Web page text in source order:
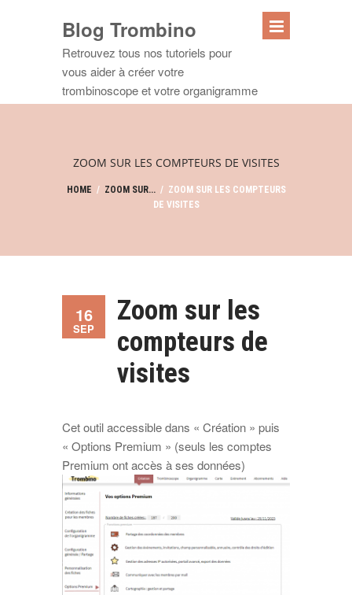
Blog Trombino
Retrouvez tous nos tutoriels pour
vous aider à créer votre
trombinoscope et votre organigramme
ZOOM SUR LES COMPTEURS DE VISITES
HOME / ZOOM SUR... / ZOOM SUR LES COMPTEURS
DE VISITES
16
SEP
Zoom sur les
compteurs de
visites
Cet outil accessible dans « Création » puis
« Options Premium » (seuls les comptes
Premium ont accès à ses données)